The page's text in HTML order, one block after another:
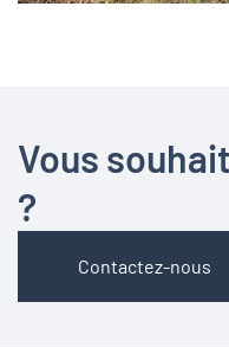
Vous
?
Contactez-nous